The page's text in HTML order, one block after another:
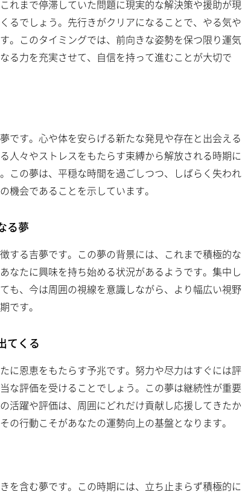
れまで停滞していた問題に現実的な解決策や援助が現
るでしょう。先行きがクリアになることで、やる気や
。このタイミングでは、前向きな姿勢を保つ限り運気
る力を充実させて、自信を持って進むことが大切で
です。心や体を安らげる新たな発見や存在と出会える
人々やストレスをもたらす束縛から解放される時期に
この夢は、平穏な時間を過ごしつつ、しばらく失われ
機会であることを示しています。
る夢
する吉夢です。この夢の背景には、これまで積極的な
なたに興味を持ち始める状況があるようです。集中し
も、今は周囲の視線を意識しながら、より幅広い視野
です。
てくる
に恩恵をもたらす予兆です。努力や尽力はすぐには評
な評価を受けることでしょう。この夢は継続性が重要
活躍や評価は、周囲にどれだけ貢献し応援してきたか
の行動こそがあなたの運勢向上の基盤となります。
を含む夢です。この時期には、立ち止まらず積極的に